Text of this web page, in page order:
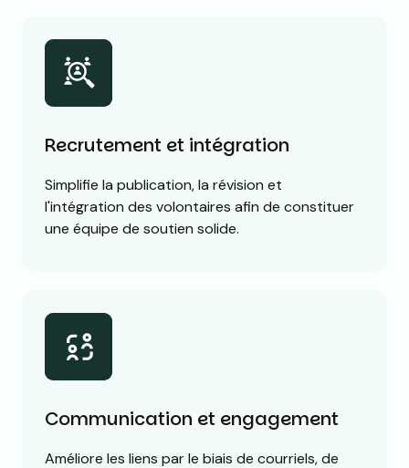
Recrutement et intégration
Simplifie la publication, la révision et
l'intégration des volontaires afin de constituer
une équipe de soutien solide.
Communication et engagement
Améliore les liens par le biais de courriels, de